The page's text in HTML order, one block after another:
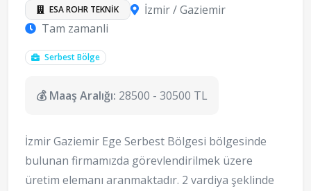
ESA ROHR TEKNİK
İzmir / Gaziemir
Tam zamanli
Serbest Bölge
💰 Maaş Aralığı: 28500 - 30500 TL
İzmir Gaziemir Ege Serbest Bölgesi bölgesinde
bulunan firmamızda görevlendirilmek üzere
üretim elemanı aranmaktadır. 2 vardiya şeklinde